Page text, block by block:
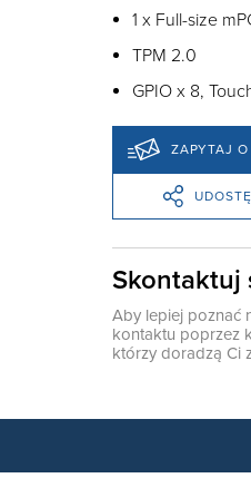
1 x Full-size
TPM 2.0
GPIO x 8,
ZAPYTAJ O
Skontaktuj
Aby lepiej poznać
kontaktu poprzez
którzy doradzą Ci